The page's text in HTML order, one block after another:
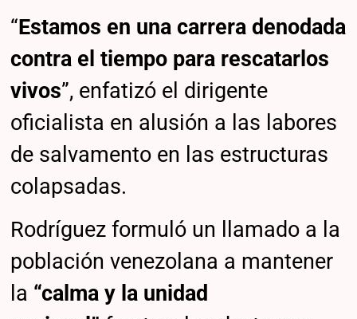
“Estamos en una carrera denodada
contra el tiempo para rescatarlos
vivos”, enfatizó el dirigente
oficialista en alusión a las labores
de salvamento en las estructuras
colapsadas.
Rodríguez formuló un llamado a la
población venezolana a mantener
la “calma y la unidad